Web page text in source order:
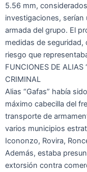
5.56 mm,
investigaciones, serían
armada del grupo. El
medidas de seguridad,
riesgo que
FUNCIONES DE ALIAS
CRIMINAL
Alias “Gafas” había
máximo cabecilla del
transporte de
varios municipios
Icononzo, Rovira,
Además, estaba
extorsión contra